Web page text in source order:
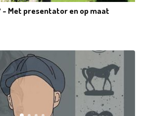
- Met presentator en op maat